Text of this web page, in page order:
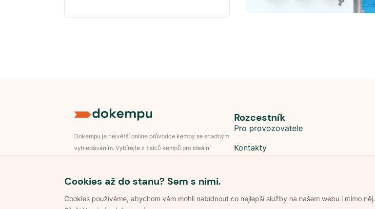
Cookies až do stanu? Sem s nimi.
Cookies používáme, abychom vám mohli nabídnout co nejlepší služby na našem webu i mimo něj.
Dokempu je největší online průvodce kempy se snadným
vyhledáváním. Vybírejte z tisíců kempů pro ideální
Rozcestník
Pro provozovatele
Kontakty